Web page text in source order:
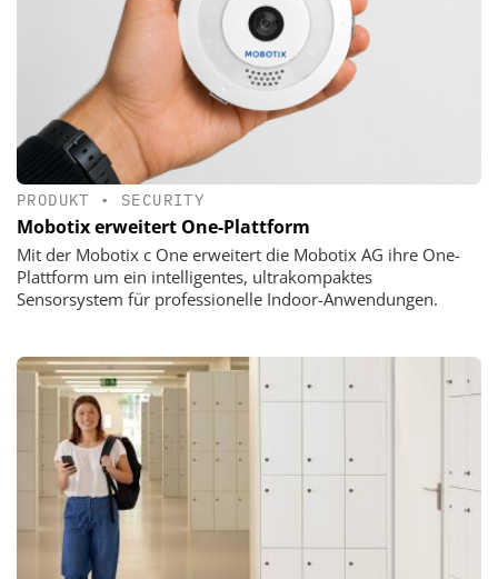
PRODUKT • SECURITY
Mobotix erweitert One-Plattform
Mit der Mobotix c One erweitert die Mobotix AG ihre One-
Plattform um ein intelligentes, ultrakompaktes
Sensorsystem für professionelle Indoor-Anwendungen.